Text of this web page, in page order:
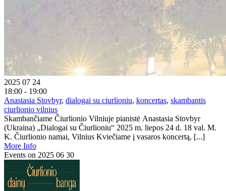
2025 07 24
18:00 - 19:00
Anastasia Stovbyr, dialogai su ciurlioniu, koncertas, skambantis
ciurlionio vilnius
Skambančiame Čiurlionio Vilniuje pianistė Anastasia Stovbyr
(Ukraina) „Dialogai su Čiurlioniu“ 2025 m. liepos 24 d. 18 val. M.
K. Čiurlionio namai, Vilnius Kviečiame į vasaros koncertą, [...]
More Info
Events on 2025 06 30